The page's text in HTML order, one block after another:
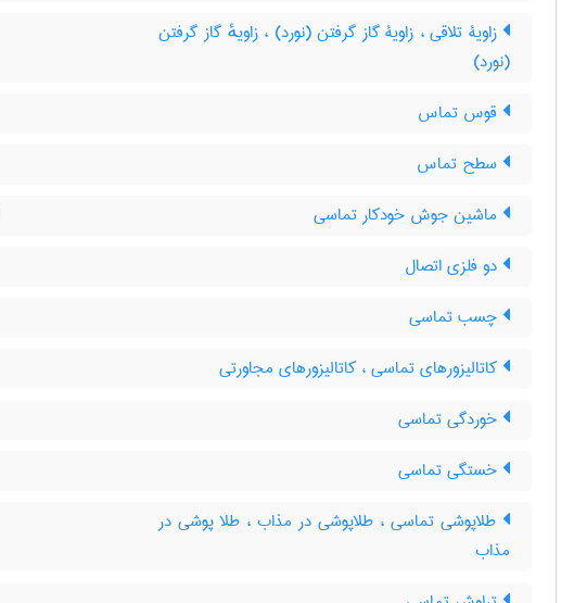
زاویۀ تلاقی ، زاویۀ گاز گرفتن (نورد) ، زاویهٔ گاز گرفتن
(نورد)
قوس تماس
سطح تماس
ماشین جوش خودکار تماسی
دو فلزی اتصال
چسب تماسی
کاتالیزورهای تماسی ، کاتالیزورهای مجاورتی
خوردگی تماسی
خستگی تماسی
طلاپوشی تماسی ، طلاپوشی در مذاب ، طلا پوشی در
مذاب